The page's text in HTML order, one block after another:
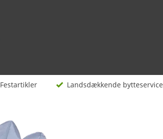
Festartikler Landsdækkende bytteservice